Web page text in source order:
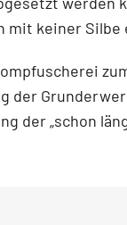
mit keiner
der
der „schon